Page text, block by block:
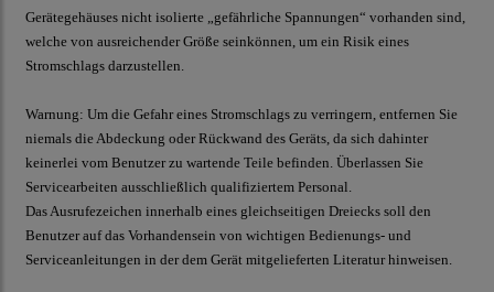
Gerätegehäuses nicht isolierte „gefährliche Spannungen“ vorhanden sind,
welche von ausreichender Größe seinkönnen, um ein Risik eines
Stromschlags darzustellen.
Warnung: Um die Gefahr eines Stromschlags zu verringern, entfernen Sie
niemals die Abdeckung oder Rückwand des Geräts, da sich dahinter
keinerlei vom Benutzer zu wartende Teile befinden. Überlassen Sie
Servicearbeiten ausschließlich qualifiziertem Personal.
Das Ausrufezeichen innerhalb eines gleichseitigen Dreiecks soll den
Benutzer auf das Vorhandensein von wichtigen Bedienungs- und
Serviceanleitungen in der dem Gerät mitgelieferten Literatur hinweisen.